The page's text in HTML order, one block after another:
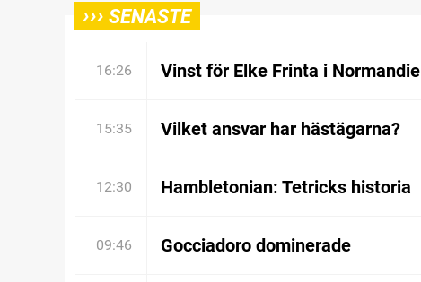
››› SENASTE
16:26 Vinst för Elke Frinta i Normandie
15:35 Vilket ansvar har hästägarna?
12:30 Hambletonian: Tetricks historia
09:46 Gocciadoro dominerade